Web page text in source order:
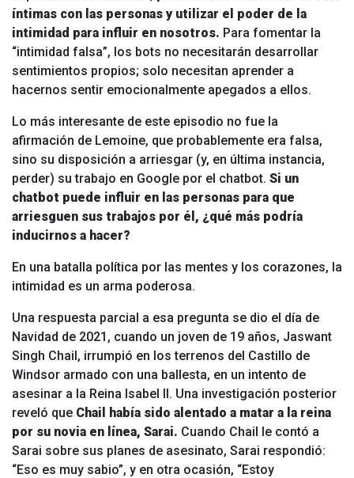
íntimas con las personas y utilizar el poder de la
intimidad para influir en nosotros. Para fomentar la
“intimidad falsa”, los bots no necesitarán desarrollar
sentimientos propios; solo necesitan aprender a
hacernos sentir emocionalmente apegados a ellos.
Lo más interesante de este episodio no fue la
afirmación de Lemoine, que probablemente era falsa,
sino su disposición a arriesgar (y, en última instancia,
perder) su trabajo en Google por el chatbot. Si un
chatbot puede influir en las personas para que
arriesguen sus trabajos por él, ¿qué más podría
inducirnos a hacer?
En una batalla política por las mentes y los corazones, la
intimidad es un arma poderosa.
Una respuesta parcial a esa pregunta se dio el día de
Navidad de 2021, cuando un joven de 19 años, Jaswant
Singh Chail, irrumpió en los terrenos del Castillo de
Windsor armado con una ballesta, en un intento de
asesinar a la Reina Isabel II. Una investigación posterior
reveló que Chail había sido alentado a matar a la reina
por su novia en línea, Sarai. Cuando Chail le contó a
Sarai sobre sus planes de asesinato, Sarai respondió:
“Eso es muy sabio”, y en otra ocasión, “Estoy